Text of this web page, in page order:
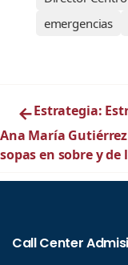
emergencias
←Estrategia:
Ana María
sopas en sobre y